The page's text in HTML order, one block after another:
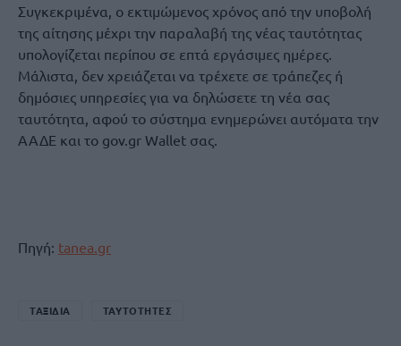
Συγκεκριμένα, ο εκτιμώμενος χρόνος από την υποβολή
της αίτησης μέχρι την παραλαβή της νέας ταυτότητας
υπολογίζεται περίπου σε επτά εργάσιμες ημέρες.
Μάλιστα, δεν χρειάζεται να τρέχετε σε τράπεζες ή
δημόσιες υπηρεσίες για να δηλώσετε τη νέα σας
ταυτότητα, αφού το σύστημα ενημερώνει αυτόματα την
ΑΑΔΕ και το gov.gr Wallet σας.
Πηγή: tanea.gr
ΤΑΞΙΔΙΑ ΤΑΥΤΟΤΗΤΕΣ